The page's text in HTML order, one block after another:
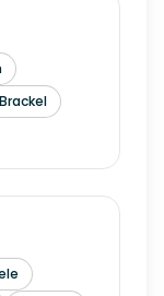
Brackel